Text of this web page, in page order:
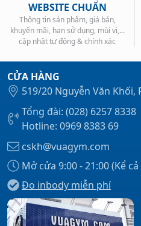
WEBSITE CHUẨN
Thông tin sản phẩm, giá bán,
khuyến mãi, hạn sử dụng, mùi vị,...
cập nhật tự động & chính xác
CỬA HÀNG
519/20 Nguyễn Văn Khối,
Tổng đài: (028) 6257 8338
Hotline: 0969 8383 69
cskh@vuagym.com
Mở cửa 9:00 - 21:00 (Kể cả
Đo inbody miễn phí